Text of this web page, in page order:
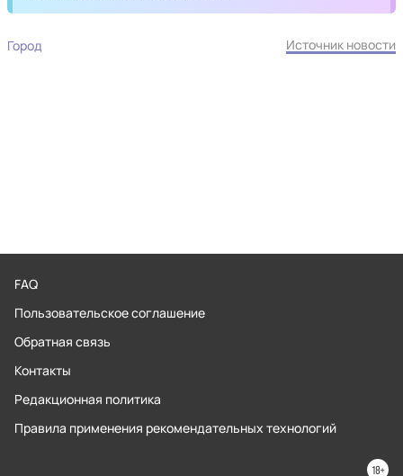
Город Источник новости
FAQ
Пользовательское соглашение
Обратная связь
Контакты
Редакционная политика
Правила применения рекомендательных технологий